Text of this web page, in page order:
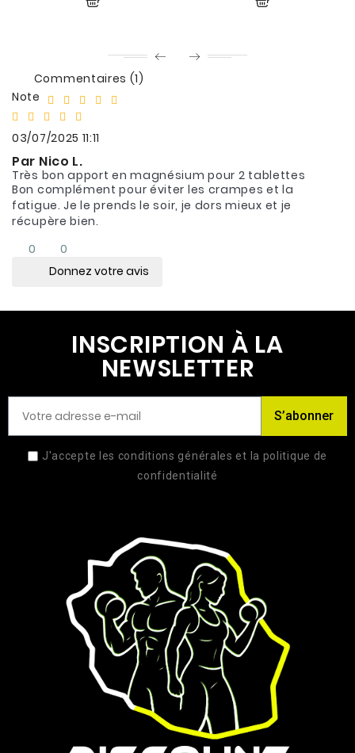
Commentaires (1)
Note
03/07/2025 11:11
Par Nico L.
Très bon apport en magnésium pour 2 tablettes
Bon complément pour éviter les crampes et la
fatigue. Je le prends le soir, je dors mieux et je
récupère bien.
0
0
Donnez votre avis
INSCRIPTION À LA
NEWSLETTER
S’abonner
J'accepte les conditions générales et la politique de
confidentialité